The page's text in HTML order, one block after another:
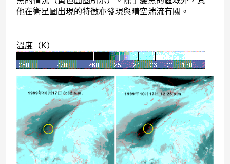
他在衛星圖出現的特徵亦發現與晴空湍流有關。
溫度（K）